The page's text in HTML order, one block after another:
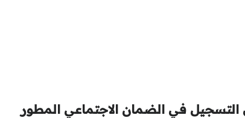
التسجيل في الضمان الاجتماعي المطور